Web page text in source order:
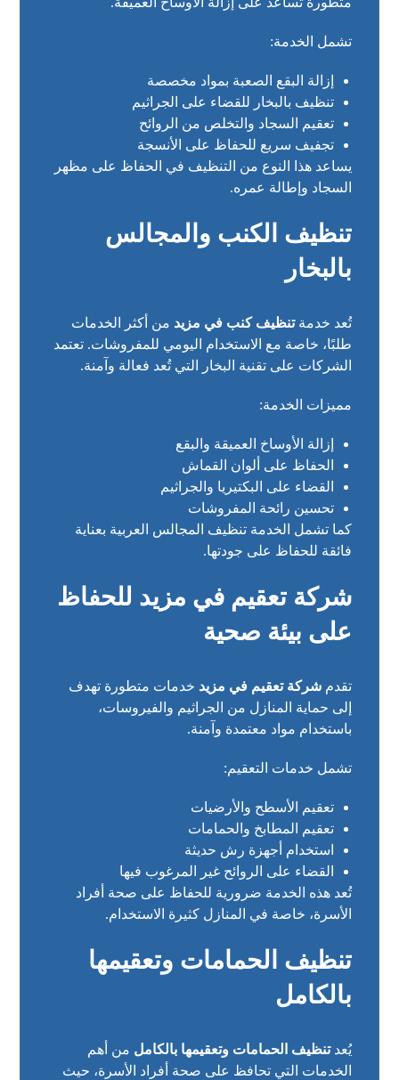
تشمل الخدمة:
إزالة البقع الصعبة بمواد مخصصة
تنظيف بالبخار للقضاء على الجراثيم
تعقيم السجاد والتخلص من الروائح
تجفيف سريع للحفاظ على الأنسجة
يساعد هذا النوع من التنظيف في الحفاظ على مظهر
السجاد وإطالة عمره.
تنظيف الكنب والمجالس
بالبخار
تُعد خدمةتنظيف كنب في مزيد من أكثر الخدمات
طلبًا، خاصة مع الاستخدام اليومي للمفروشات. تعتمد
الشركات على تقنية البخار التي تُعد فعالة وآمنة.
مميزات الخدمة:
إزالة الأوساخ العميقة والبقع
الحفاظ على ألوان القماش
القضاء على البكتيريا والجراثيم
تحسين رائحة المفروشات
كما تشمل الخدمة تنظيف المجالس العربية بعناية
فائقة للحفاظ على جودتها.
شركة تعقيم في مزيد للحفاظ
على بيئة صحية
تقدمشركة تعقيم في مزيد خدمات متطورة تهدف
إلى حماية المنازل من الجراثيم والفيروسات،
باستخدام مواد معتمدة وآمنة.
تشمل خدمات التعقيم:
تعقيم الأسطح والأرضيات
تعقيم المطابخ والحمامات
استخدام أجهزة رش حديثة
القضاء على الروائح غير المرغوب فيها
تُعد هذه الخدمة ضرورية للحفاظ على صحة أفراد
الأسرة، خاصة في المنازل كثيرة الاستخدام.
تنظيف الحمامات وتعقيمها
بالكامل
يُعدتنظيف الحمامات وتعقيمها بالكامل من أهم
الخدمات التي تحافظ على صحة أفراد الأسرة، حيث